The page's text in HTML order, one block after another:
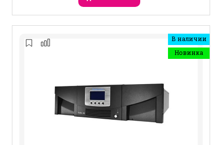
В наличии
Новинка